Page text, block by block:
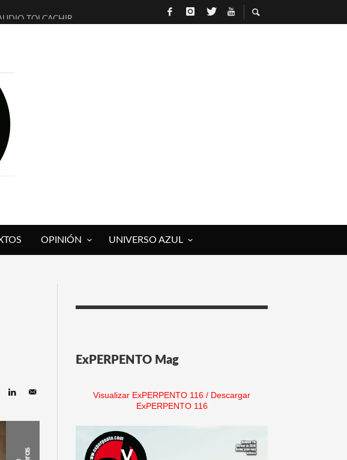
TOLCACHIR
EN EXVITA
OPINIÓN UNIVERSO AZUL
ExPERPENTO Mag
Visualizar ExPERPENTO 116 / Descargar
ExPERPENTO 116